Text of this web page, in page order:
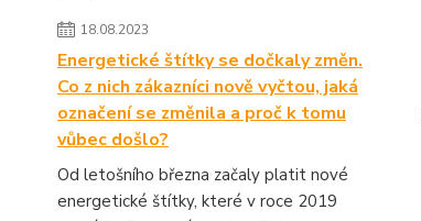
18.08.2023
Energetické štítky se dočkaly změn.
Co z nich zákazníci nově vyčtou, jaká
označení se změnila a proč k tomu
vůbec došlo?
Od letošního března začaly platit nové
energetické štítky, které v roce 2019